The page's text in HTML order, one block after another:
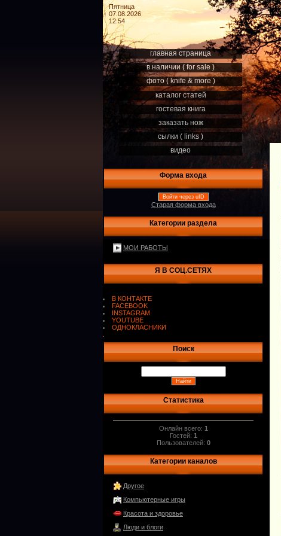
Пятница
07.08.2026
12:54
главная страница
в наличии ( for sale )
фото ( knife & more )
каталог статей
гостевая книга
заказать нож
сылки ( links )
видео
Форма входа
Войти через uID
Старая форма входа
Категории раздела
МОИ РАБОТЫ
Я В СОЦ.СЕТЯХ
В КОНТАКТЕ
FACEBOOK
INSTAGRAM
YOUTUBE
ОДНОКЛАСНИКИ
Поиск
Статистика
Онлайн всего: 1
Гостей: 1
Пользователей: 0
Категории каналов
Другое
Компьютерные игры
Красота и здоровье
Люди и блоги